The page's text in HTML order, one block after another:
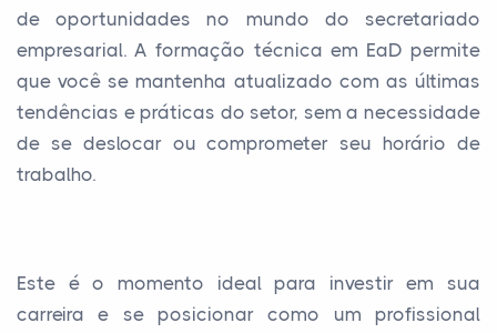
de oportunidades no mundo do secretariado
empresarial. A formação técnica em EaD permite
que você se mantenha atualizado com as últimas
tendências e práticas do setor, sem a necessidade
de se deslocar ou comprometer seu horário de
trabalho.
Este é o momento ideal para investir em sua
carreira e se posicionar como um profissional